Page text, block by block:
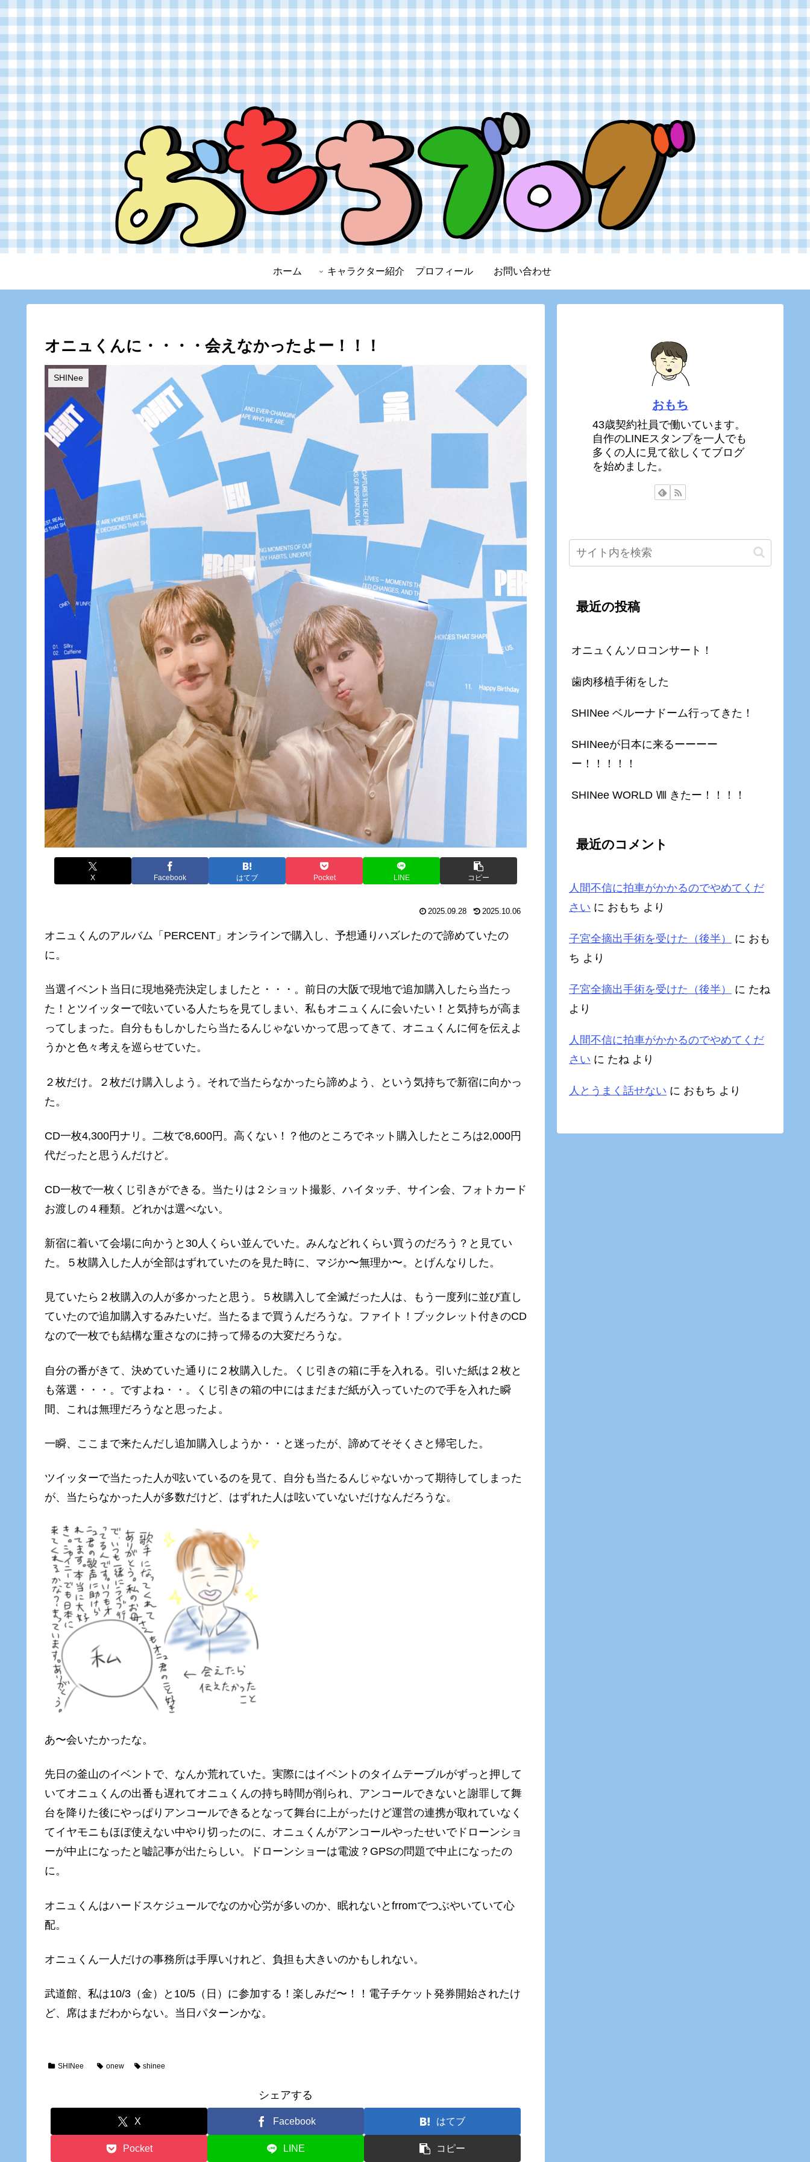
ホーム キャラクター紹介 プロフィール お問い合わせ
オニュくんに・・・・会えなかったよー！！！
SHINee
X Facebook はてブ Pocket LINE コピー
2025.09.28 2025.10.06
オニュくんのアルバム「PERCENT」オンラインで購入し、予想通りハズレたので諦めていたの
に。
当選イベント当日に現地発売決定しましたと・・・。前日の大阪で現地で追加購入したら当たっ
た！とツイッターで呟いている人たちを見てしまい、私もオニュくんに会いたい！と気持ちが高ま
ってしまった。自分ももしかしたら当たるんじゃないかって思ってきて、オニュくんに何を伝えよ
うかと色々考えを巡らせていた。
２枚だけ。２枚だけ購入しよう。それで当たらなかったら諦めよう、という気持ちで新宿に向かっ
た。
CD一枚4,300円ナリ。二枚で8,600円。高くない！？他のところでネット購入したところは2,000円
代だったと思うんだけど。
CD一枚で一枚くじ引きができる。当たりは２ショット撮影、ハイタッチ、サイン会、フォトカード
お渡しの４種類。どれかは選べない。
新宿に着いて会場に向かうと30人くらい並んでいた。みんなどれくらい買うのだろう？と見てい
た。５枚購入した人が全部はずれていたのを見た時に、マジか〜無理か〜。とげんなりした。
見ていたら２枚購入の人が多かったと思う。５枚購入して全滅だった人は、もう一度列に並び直し
ていたので追加購入するみたいだ。当たるまで買うんだろうな。ファイト！ブックレット付きのCD
なので一枚でも結構な重さなのに持って帰るの大変だろうな。
自分の番がきて、決めていた通りに２枚購入した。くじ引きの箱に手を入れる。引いた紙は２枚と
も落選・・・。ですよね・・。くじ引きの箱の中にはまだまだ紙が入っていたので手を入れた瞬
間、これは無理だろうなと思ったよ。
一瞬、ここまで来たんだし追加購入しようか・・と迷ったが、諦めてそそくさと帰宅した。
ツイッターで当たった人が呟いているのを見て、自分も当たるんじゃないかって期待してしまった
が、当たらなかった人が多数だけど、はずれた人は呟いていないだけなんだろうな。
あ〜会いたかったな。
先日の釜山のイベントで、なんか荒れていた。実際にはイベントのタイムテーブルがずっと押して
いてオニュくんの出番も遅れてオニュくんの持ち時間が削られ、アンコールできないと謝罪して舞
台を降りた後にやっぱりアンコールできるとなって舞台に上がったけど運営の連携が取れていなく
てイヤモニもほぼ使えない中やり切ったのに、オニュくんがアンコールやったせいでドローンショ
ーが中止になったと嘘記事が出たらしい。ドローンショーは電波？GPSの問題で中止になったの
に。
オニュくんはハードスケジュールでなのか心労が多いのか、眠れないとfrromでつぶやいていて心
配。
オニュくん一人だけの事務所は手厚いけれど、負担も大きいのかもしれない。
武道館、私は10/3（金）と10/5（日）に参加する！楽しみだ〜！！電子チケット発券開始されたけ
ど、席はまだわからない。当日パターンかな。
SHINee onew shinee
シェアする
X Facebook はてブ
Pocket LINE コピー
おもち
43歳契約社員で働いています。
自作のLINEスタンプを一人でも
多くの人に見て欲しくてブログ
を始めました。
最近の投稿
オニュくんソロコンサート！
歯肉移植手術をした
SHINee ベルーナドーム行ってきた！
SHINeeが日本に来るーーーー
ー！！！！！
SHINee WORLD Ⅷ きたー！！！！
最近のコメント
人間不信に拍車がかかるのでやめてくだ
さい に おもち より
子宮全摘出手術を受けた（後半） に おも
ち より
子宮全摘出手術を受けた（後半） に たね
より
人間不信に拍車がかかるのでやめてくだ
さい に たね より
人とうまく話せない に おもち より